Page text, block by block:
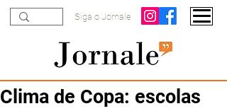
Siga o Jornale
Clima de Copa: escolas